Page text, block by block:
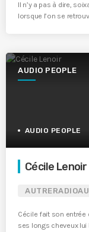
Il n’y a pas à dire,
lorsque l’on se
AUDIO PEOPLE
AUDIO PEOPLE
Cécile Lenoir
Cécile fait son entrée
ses longs cheveux lui